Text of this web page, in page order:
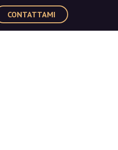
CONTATTAMI